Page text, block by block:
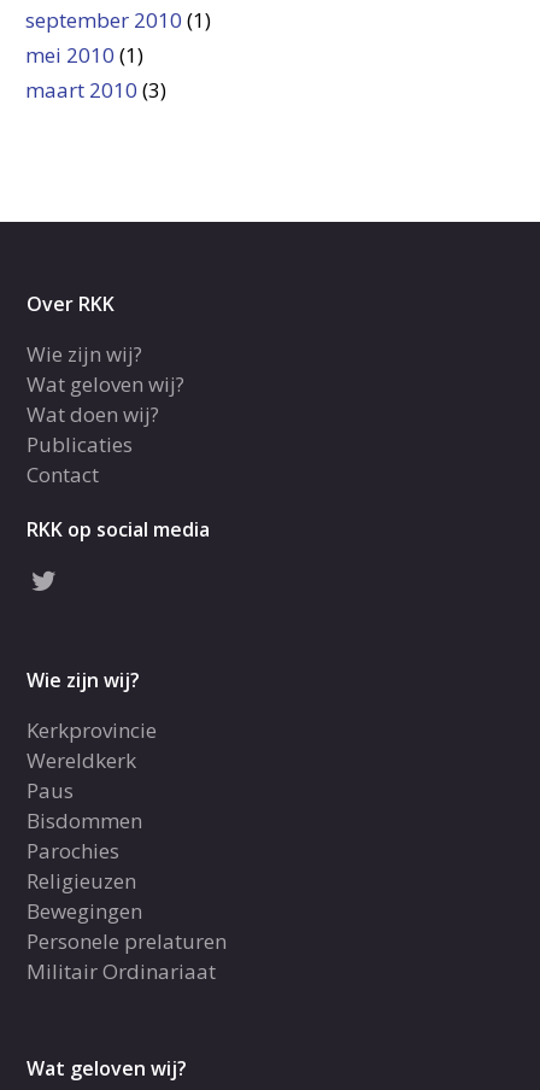
september 2010 (1)
mei 2010 (1)
maart 2010 (3)
Over RKK
Wie zijn wij?
Wat geloven wij?
Wat doen wij?
Publicaties
Contact
RKK op social media
Wie zijn wij?
Kerkprovincie
Wereldkerk
Paus
Bisdommen
Parochies
Religieuzen
Bewegingen
Personele prelaturen
Militair Ordinariaat
Wat geloven wij?